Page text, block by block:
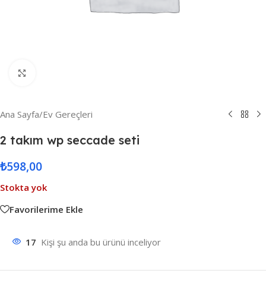
Ana Sayfa/Ev Gereçleri
2 takım wp seccade seti
₺598,00
Stokta yok
Favorilerime Ekle
17 Kişi şu anda bu ürünü inceliyor